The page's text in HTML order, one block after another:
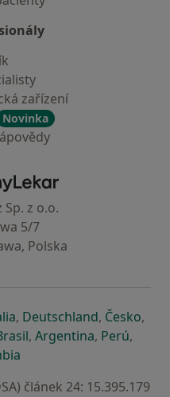
zařízení
Novinka
- Hlavní stránka
z o.o.
5/7
Polska
záložce
v nové záložce
se otevře v nové záložce
, Deutschlandse otevře v
, Českose
,
záložce
v nové záložce
otevře v nové záložce
se otevře v nové
, Argentinase otevře v
, Perúse
,
článek 24: 15.395.179